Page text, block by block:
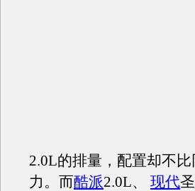
2.0L的排量，配置却不
力。而酷派2.0L、 现代